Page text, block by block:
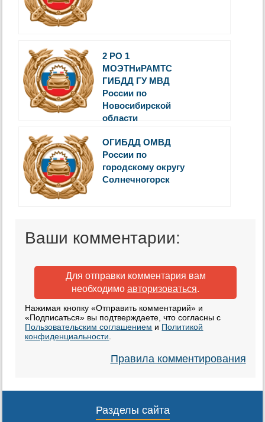
2 РО 1
МОЭТНиРАМТС
ГИБДД ГУ МВД
России по
Новосибирской
области
ОГИБДД ОМВД
России по
городскому округу
Солнечногорск
Ваши комментарии:
Для отправки комментария вам
необходимо авторизоваться.
Нажимая кнопку «Отправить комментарий» и
«Подписаться» вы подтверждаете, что согласны с
Пользовательским соглашением и Политикой
конфиденциальности
Правила комментирования
Разделы сайта